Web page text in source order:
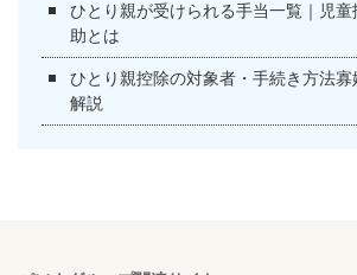
ひとり親が受けられる手当一覧｜児
助とは
ひとり親控除の対象者・手続き方法
解説